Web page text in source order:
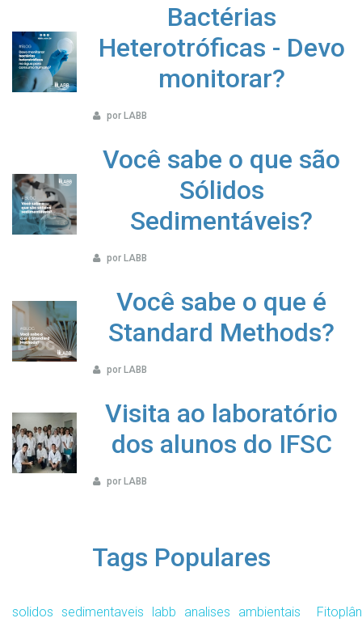
Bactérias
Heterotróficas - Devo
monitorar?
por LABB
Você sabe o que são
Sólidos
Sedimentáveis?
por LABB
Você sabe o que é
Standard Methods?
por LABB
Visita ao laboratório
dos alunos do IFSC
por LABB
Tags Populares
solidos sedimentaveis labb analises ambientais